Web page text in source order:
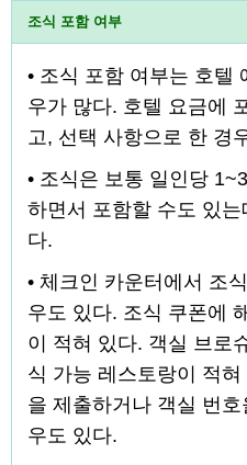
조식 포함 여부
• 조식 포함 여부는 호텔
우가 많다. 호텔 요금에
고, 선택 사항으로 한 경
• 조식은 보통 일인당
하면서 포함할 수도 있
다.
• 체크인 카운터에서 조
우도 있다. 조식 쿠폰에
이 적혀 있다. 객실 브로
식 가능 레스토랑이 적
을 제출하거나 객실 번
우도 있다.